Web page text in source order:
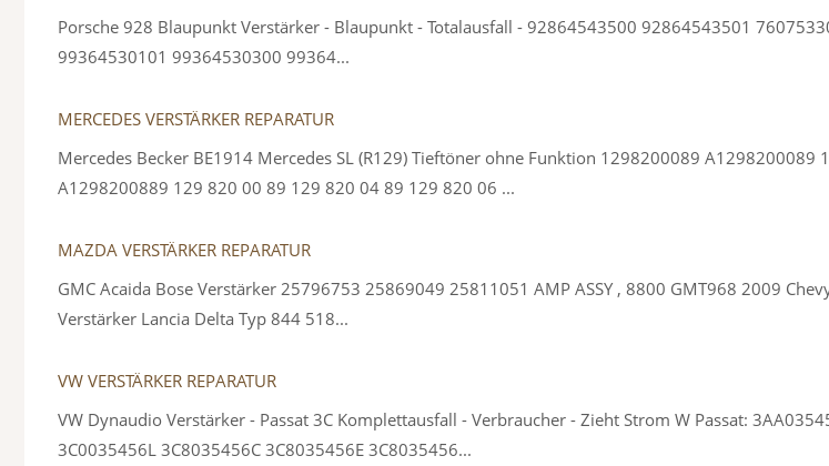
Porsche 928 Blaupunkt Verstärker - Blaupunkt - Totalausfall - 92864543500 92864543501
99364530101 99364530300 99364...
MERCEDES VERSTÄRKER REPARATUR
Mercedes Becker BE1914 Mercedes SL (R129) Tieftöner ohne Funktion 1298200089
A1298200889 129 820 00 89 129 820 04 89 129 820 06 ...
MAZDA VERSTÄRKER REPARATUR
GMC Acaida Bose Verstärker 25796753 25869049 25811051 AMP ASSY , 8800 GMT968 2009
Verstärker Lancia Delta Typ 844 518...
VW VERSTÄRKER REPARATUR
VW Dynaudio Verstärker - Passat 3C Komplettausfall - Verbraucher - Zieht Strom W Passat:
3C0035456L 3C8035456C 3C8035456E 3C8035456...